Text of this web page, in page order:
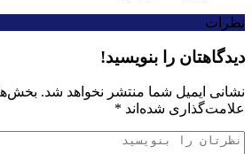
نظرات
دیدگاهتان را بنویسید!
نشانی ایمیل شما منتشر نخواهد شد.
علامت‌گذاری شده‌اند *